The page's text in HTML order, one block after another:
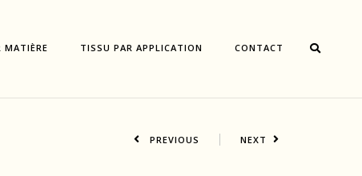
MATIÈRE TISSU PAR APPLICATION CONTACT
PREVIOUS NEXT